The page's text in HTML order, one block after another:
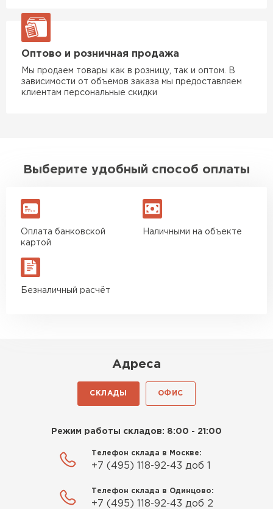
Оптово и розничная продажа
Мы продаем товары как в розницу, так и оптом. В
зависимости от объемов заказа мы предоставляем
клиентам персональные скидки
Выберите удобный способ оплаты
Оплата банковской
картой
Наличными на объекте
Безналичный расчёт
Адреса
СКЛАДЫ ОФИС
Режим работы складов: 8:00 - 21:00
Телефон склада в Москве:
+7 (495) 118-92-43 доб 1
Телефон склада в Одинцово:
+7 (495) 118-92-43 доб 2
Ондулин
ПЕРЕЙТИ